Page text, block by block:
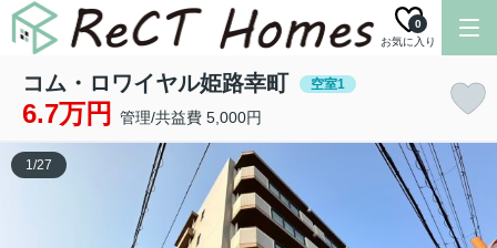
お気に入り
0
コム・ロワイヤル姫路幸町 空室1
6.7万円 管理/共益費 5,000円
1/27